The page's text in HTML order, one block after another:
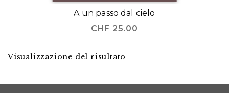
A un passo dal cielo
CHF 25.00
Visualizzazione del risultato